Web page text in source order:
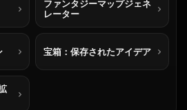
ファンタジーマップジェネ
レーター
宝箱：保存されたアイデア